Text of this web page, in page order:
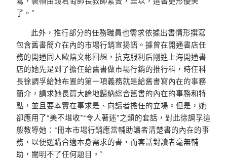
了。”
此外，推行部分的任務職員也需求依據出書情形撰寫
包含舊書簡介在內的市場行銷宣揚語。據曾在開通書店任
務的開通同人歐陰文彬回想，抗克服利后剛進上海開通書
店的她先是到了擔任給舊書做市場行銷的推行科，時任科
長徐調孚給她布置的第一項義務就是給舊書寫內在的事務
簡介，請求她長篇大論地歸納綜合舊書的內在的事務和特
點，並且要本實在事求是、向讀者擔任的立場。但是，她
卻應用了“美不堪收”“令人著迷”之類的套話，對此徐調孚這
般教導她：“冊本市場行銷應當輔助讀者清楚書的內在的事
務，以便選購合適本身需求的書，而套話對讀者毫無輔
助，闡明不了任何題目。”